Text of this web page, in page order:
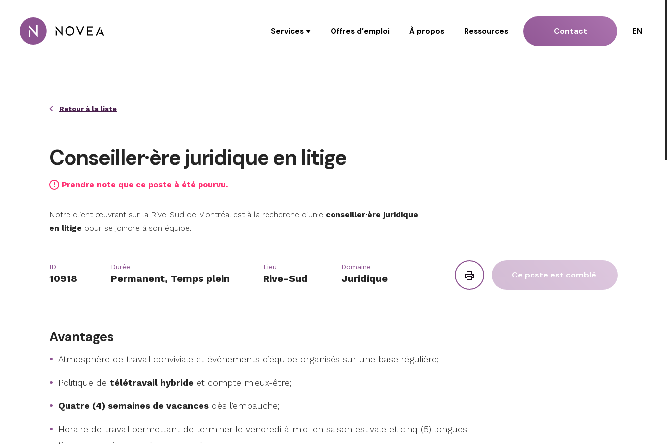
Services Offres d’emploi À propos Ressources Contact EN
Retour à la liste
Conseiller·ère juridique en litige
Prendre note que ce poste à été pourvu.
Notre client œuvrant sur la Rive-Sud de Montréal est à la recherche d’un·e conseiller·ère juridique
en litige pour se joindre à son équipe.
ID
10918
Durée
Permanent, Temps plein
Lieu
Rive-Sud
Domaine
Juridique Ce poste est comblé.
Avantages
Atmosphère de travail conviviale et événements d’équipe organisés sur une base régulière;
Politique de télétravail hybride et compte mieux-être;
Quatre (4) semaines de vacances dès l’embauche;
Horaire de travail permettant de terminer le vendredi à midi en saison estivale et cinq (5) longues